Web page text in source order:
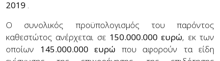
2019 .
Ο συνολικός προϋπολογισμός του παρόντος
καθεστώτος ανέρχεται σε 150.000.000 ευρώ, εκ των
οποίων 145.000.000 ευρώ που αφορούν τα είδη